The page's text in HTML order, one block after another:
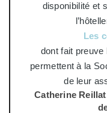
disponibilité et
Les
dont fait
permettent à la
de leur
Catherine